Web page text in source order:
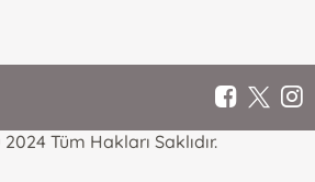
Tüm Hakları Saklıdır.